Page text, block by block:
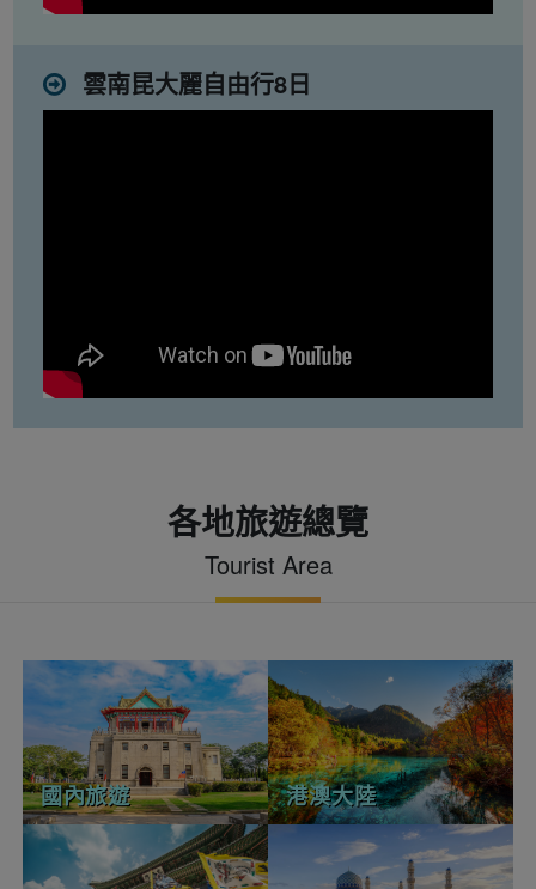
雲南昆大麗自由行8日
各地旅遊總覽
Tourist Area
國內旅遊 港澳大陸